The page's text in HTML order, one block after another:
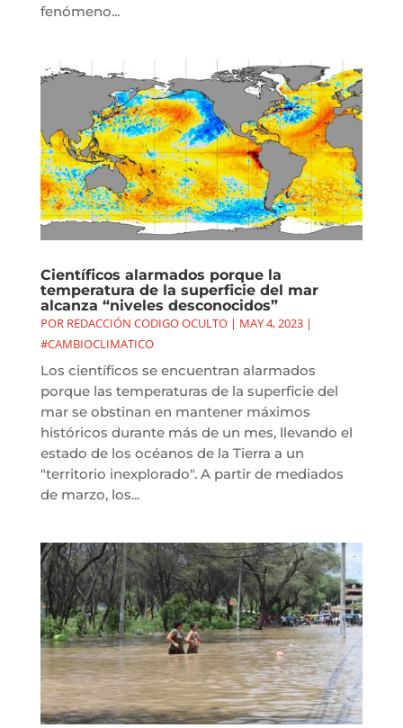
fenómeno...
Científicos alarmados porque la
temperatura de la superficie del mar
alcanza “niveles desconocidos”
POR REDACCIÓN CODIGO OCULTO| MAY 4, 2023|
#CAMBIOCLIMATICO
Los científicos se encuentran alarmados
porque las temperaturas de la superficie del
mar se obstinan en mantener máximos
históricos durante más de un mes, llevando el
estado de los océanos de la Tierra a un
"territorio inexplorado". A partir de mediados
de marzo, los...